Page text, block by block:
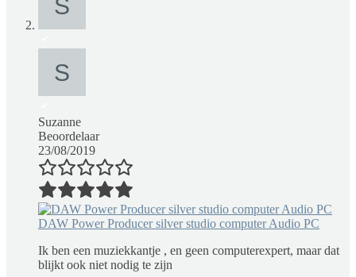
Suzanne
Beoordelaar
23/08/2019
DAW Power Producer silver studio computer Audio PC
Ik ben een muziekkantje , en geen computerexpert, maar dat
blijkt ook niet nodig te zijn